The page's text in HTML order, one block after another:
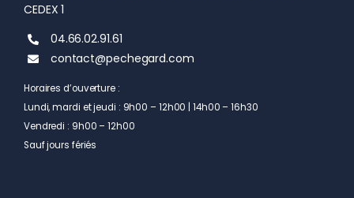
CEDEX 1
04.66.02.91.61
contact@pechegard.com
Horaires d’ouverture :
Lundi, mardi et jeudi : 9h00 – 12h00 | 14h00 – 16h30
Vendredi : 9h00 – 12h00
Sauf jours fériés